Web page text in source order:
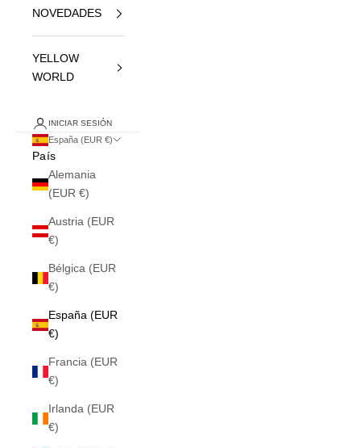
NOVEDADES
YELLOW
WORLD
INICIAR SESIÓN
España (EUR €)
País
Alemania
(EUR €)
Austria (EUR
€)
Bélgica (EUR
€)
España (EUR
€)
Francia (EUR
€)
Irlanda (EUR
€)